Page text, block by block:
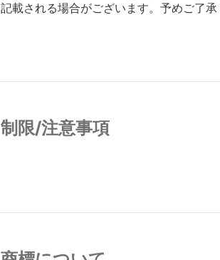
記載される場合がございます。予めご了承
制限/注意事項